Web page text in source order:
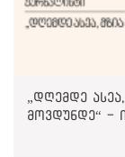
„დღემდე
მოვდუნდე“ -